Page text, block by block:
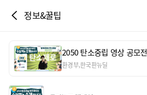
정보&꿀팁
2050 탄소중립 영상 공모전
환경부,한국판뉴딜